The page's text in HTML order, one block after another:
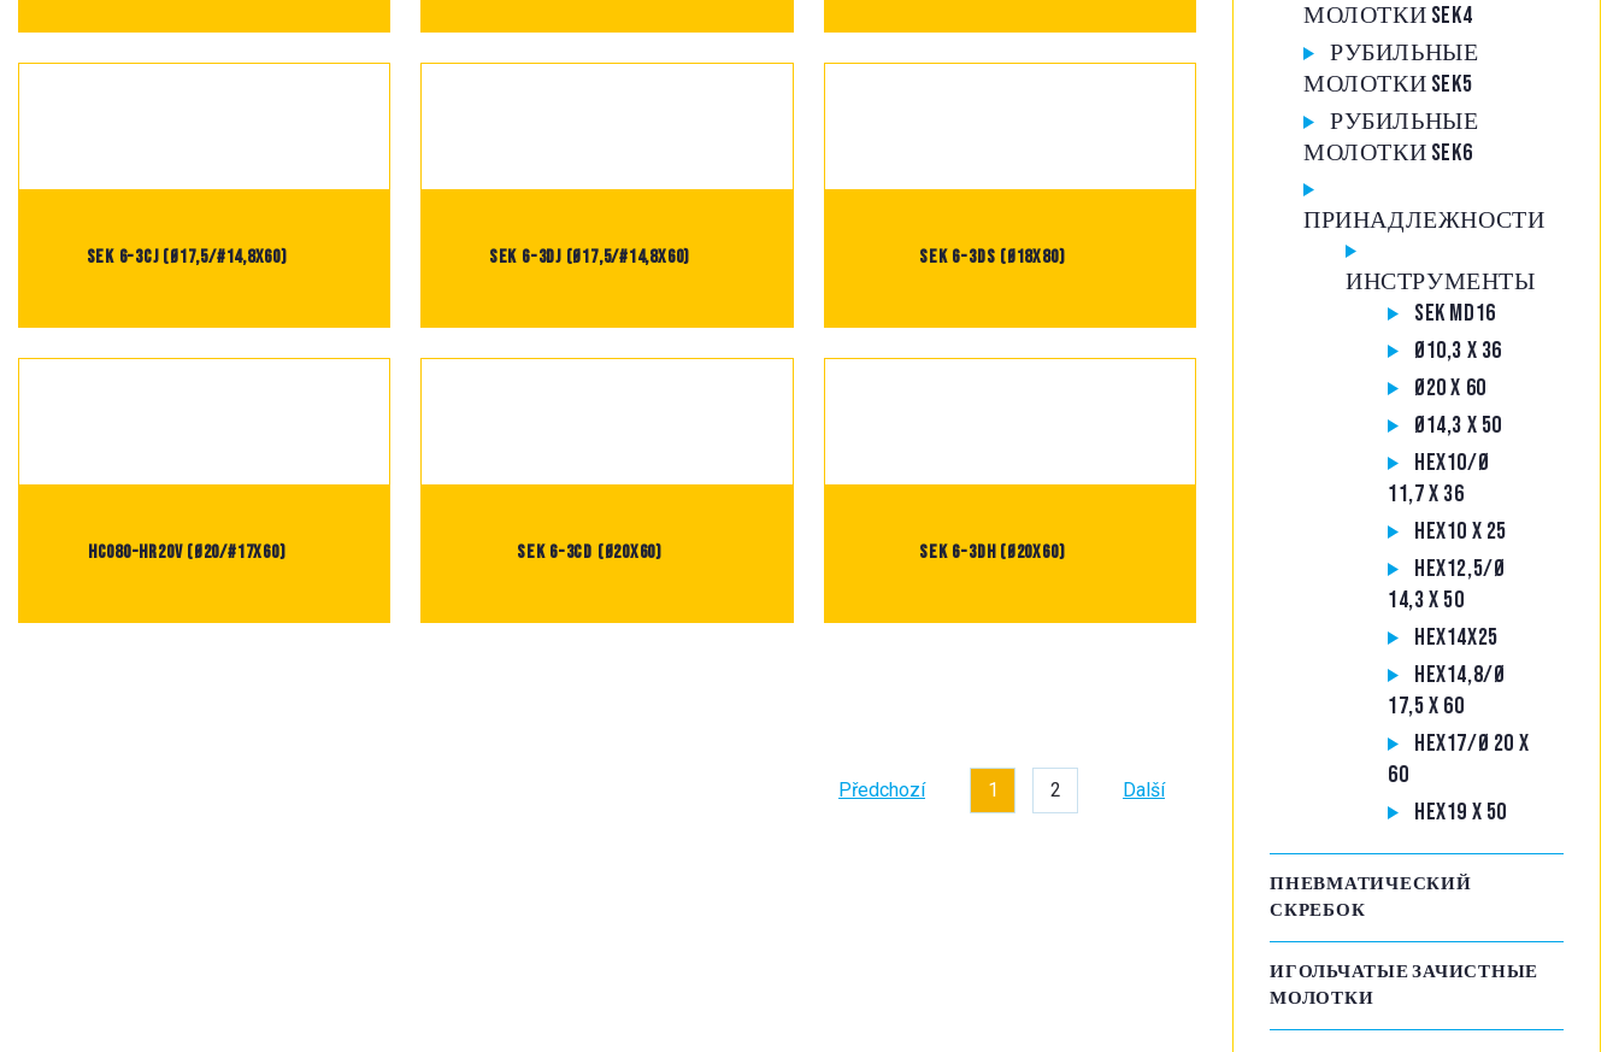
SEK 6-3CJ (Ø17,5/#14,8X60) SEK 6-3DJ (Ø17,5/#14,8X60) SEK 6-3DS (Ø18X80)
HC080-HR20V (Ø20/#17X60) SEK 6-3CD (Ø20X60) SEK 6-3DH (Ø20X60)
Předchozí 1 2 Další
МОЛОТКИ SEK4
РУБИЛЬНЫЕ
МОЛОТКИ SEK5
РУБИЛЬНЫЕ
МОЛОТКИ SEK6
ПРИНАДЛЕЖНОСТИ
ИНСТРУМЕНТЫ
SEK MD16
Ø10,3 X 36
Ø20 X 60
Ø14,3 X 50
HEX10/Ø
11,7 X 36
HEX10 X 25
HEX12,5/Ø
14,3 X 50
HEX14X25
HEX14,8/Ø
17,5 X 60
HEX17/Ø 20 X
60
HEX19 X 50
ПНЕВМАТИЧЕСКИЙ
СКРЕБОК
ИГОЛЬЧАТЫЕ ЗАЧИСТНЫЕ
МОЛОТКИ